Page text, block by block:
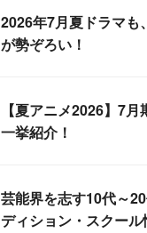
2026年7月夏ドラマも
が勢ぞろい！
【夏アニメ2026】7
一挙紹介！
芸能界を志す10代～
ディション・スクー